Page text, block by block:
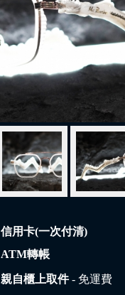
信用卡(一次付清)
ATM轉帳
親自櫃上取件- 免運費